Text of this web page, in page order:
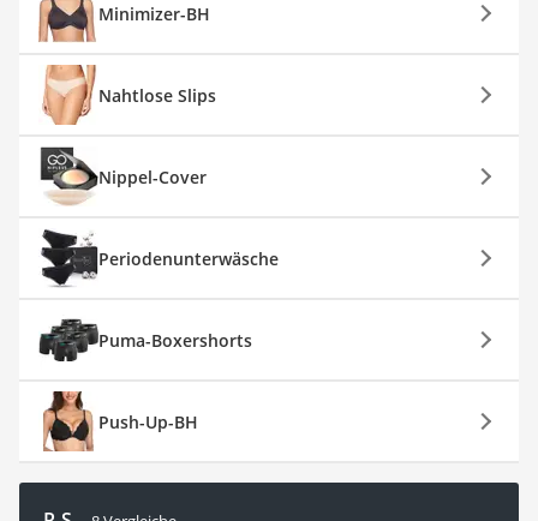
Minimizer-BH
Nahtlose Slips
Nippel-Cover
Periodenunterwäsche
Puma-Boxershorts
Push-Up-BH